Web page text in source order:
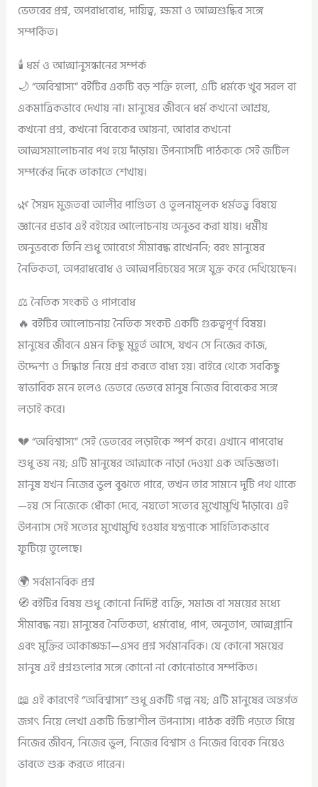
ভেতরের প্রশ্ন, অপরাধবোধ, দায়িত্ব, ক্ষমা ও আত্মশুদ্ধির সঙ্গে
সম্পর্কিত।
🕯️ ধর্ম ও আত্মানুসন্ধানের সম্পর্ক
🌙 “অবিশ্বাস্য” বইটির একটি বড় শক্তি হলো, এটি ধর্মকে খুব সরল বা
একমাত্রিকভাবে দেখায় না। মানুষের জীবনে ধর্ম কখনো আশ্রয়,
কখনো প্রশ্ন, কখনো বিবেকের আয়না, আবার কখনো
আত্মসমালোচনার পথ হয়ে দাঁড়ায়। উপন্যাসটি পাঠককে সেই জটিল
সম্পর্কের দিকে তাকাতে শেখায়।
🌿 সৈয়দ মুজতবা আলীর পাণ্ডিত্য ও তুলনামূলক ধর্মতত্ত্ব বিষয়ে
জ্ঞানের প্রভাব এই বইয়ের আলোচনায় অনুভব করা যায়। ধর্মীয়
অনুভবকে তিনি শুধু আবেগে সীমাবদ্ধ রাখেননি; বরং মানুষের
নৈতিকতা, অপরাধবোধ ও আত্মপরিচয়ের সঙ্গে যুক্ত করে দেখিয়েছেন।
⚖️ নৈতিক সংকট ও পাপবোধ
🔥 বইটির আলোচনায় নৈতিক সংকট একটি গুরুত্বপূর্ণ বিষয়।
মানুষের জীবনে এমন কিছু মুহূর্ত আসে, যখন সে নিজের কাজ,
উদ্দেশ্য ও সিদ্ধান্ত নিয়ে প্রশ্ন করতে বাধ্য হয়। বাইরে থেকে সবকিছু
স্বাভাবিক মনে হলেও ভেতরে ভেতরে মানুষ নিজের বিবেকের সঙ্গে
লড়াই করে।
💔 “অবিশ্বাস্য” সেই ভেতরের লড়াইকে স্পর্শ করে। এখানে পাপবোধ
শুধু ভয় নয়; এটি মানুষের আত্মাকে নাড়া দেওয়া এক অভিজ্ঞতা।
মানুষ যখন নিজের ভুল বুঝতে পারে, তখন তার সামনে দুটি পথ থাকে
—হয় সে নিজেকে ধোঁকা দেবে, নয়তো সত্যের মুখোমুখি দাঁড়াবে। এই
উপন্যাস সেই সত্যের মুখোমুখি হওয়ার যন্ত্রণাকে সাহিত্যিকভাবে
ফুটিয়ে তুলেছে।
🌍 সর্বমানবিক প্রশ্ন
🧭 বইটির বিষয় শুধু কোনো নির্দিষ্ট ব্যক্তি, সমাজ বা সময়ের মধ্যে
সীমাবদ্ধ নয়। মানুষের নৈতিকতা, ধর্মবোধ, পাপ, অনুতাপ, আত্মগ্লানি
এবং মুক্তির আকাঙ্ক্ষা—এসব প্রশ্ন সর্বমানবিক। যে কোনো সময়ের
মানুষ এই প্রশ্নগুলোর সঙ্গে কোনো না কোনোভাবে সম্পর্কিত।
📖 এই কারণেই “অবিশ্বাস্য” শুধু একটি গল্প নয়; এটি মানুষের অন্তর্গত
জগৎ নিয়ে লেখা একটি চিন্তাশীল উপন্যাস। পাঠক বইটি পড়তে গিয়ে
নিজের জীবন, নিজের ভুল, নিজের বিশ্বাস ও নিজের বিবেক নিয়েও
ভাবতে শুরু করতে পারেন।